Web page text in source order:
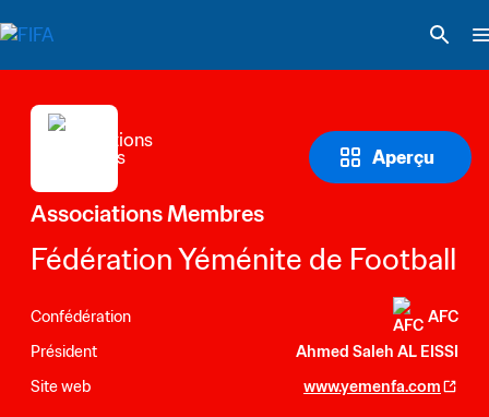
Aperçu
Associations Membres
Fédération Yéménite de Football
Confédération
AFC
Président
Ahmed Saleh AL EISSI
Site web
www.yemenfa.com